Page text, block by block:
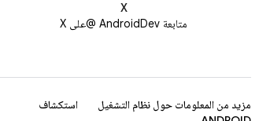
X
متابعة AndroidDev @على X
مزيد من المعلومات حول نظام التشغيل
استكشاف